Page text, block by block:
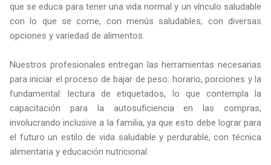
que se educa para tener una vida normal y un vínculo saludable
con lo que se come, con menús saludables, con diversas
opciones y variedad de alimentos.
Nuestros profesionales entregan las herramientas necesarias
para iniciar el proceso de bajar de peso: horario, porciones y la
fundamental: lectura de etiquetados, lo que contempla la
capacitación para la autosuficiencia en las compras,
involucrando inclusive a la familia, ya que esto debe lograr para
el futuro un estilo de vida saludable y perdurable, con técnica
alimentaria y educación nutricional.